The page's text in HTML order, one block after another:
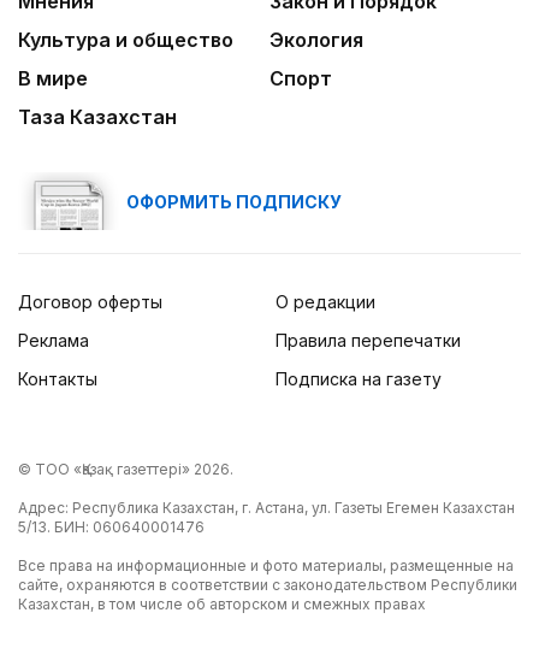
Культура и общество
Экология
В мире
Спорт
Таза Казахстан
ОФОРМИТЬ ПОДПИСКУ
Договор оферты
Реклама
Контакты
О редакции
Правила перепечатки
Подписка на газету
© ТОО «Қазақ газеттері» 2026.
Адрес: Республика Казахстан, г. Астана, ул. Газеты Егемен Казахстан
5/13. БИН: 060640001476
Все права на информационные и фото материалы, размещенные на
сайте, охраняются в соответствии с законодательством Республики
Казахстан, в том числе об авторском и смежных правах